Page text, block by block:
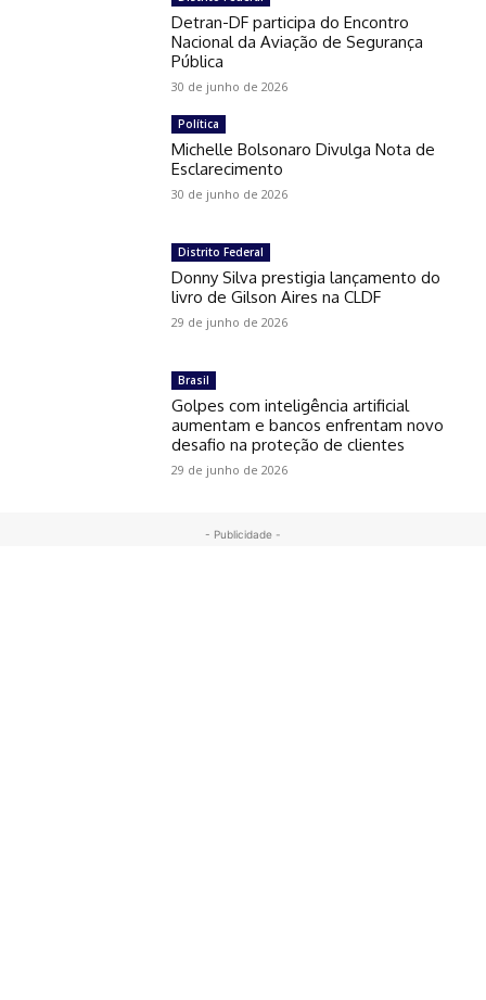
Detran-DF participa do Encontro
Nacional da Aviação de Segurança
Pública
30 de junho de 2026
Política
Michelle Bolsonaro Divulga Nota de
Esclarecimento
30 de junho de 2026
Distrito Federal
Donny Silva prestigia lançamento do
livro de Gilson Aires na CLDF
29 de junho de 2026
Brasil
Golpes com inteligência artificial
aumentam e bancos enfrentam novo
desafio na proteção de clientes
29 de junho de 2026
- Publicidade -